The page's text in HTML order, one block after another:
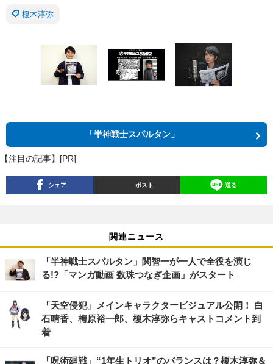
榎木淳弥
「半神戦士スパルタン」
【注目の記事】[PR]
シェア ポスト 送る
関連ニュース
「半神戦士スパルタン」関智一が一人で全役を演じ
る!?「マンガ動画 数珠つなぎ企画」がスタート
「天空侵犯」メインキャラクタービジュアル公開！ 白
石晴香、梅原裕一郎、榎木淳弥らキャストコメント到
着
「呪術廻戦」“1年生トリオ”のバランスは？榎木淳弥＆